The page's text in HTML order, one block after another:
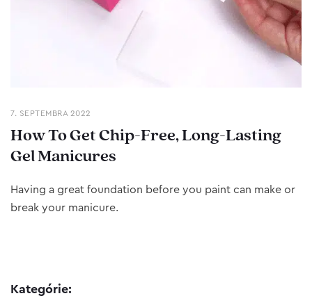
7. SEPTEMBRA 2022
How To Get Chip-Free, Long-Lasting
Gel Manicures
Having a great foundation before you paint can make or
break your manicure.
Kategórie: